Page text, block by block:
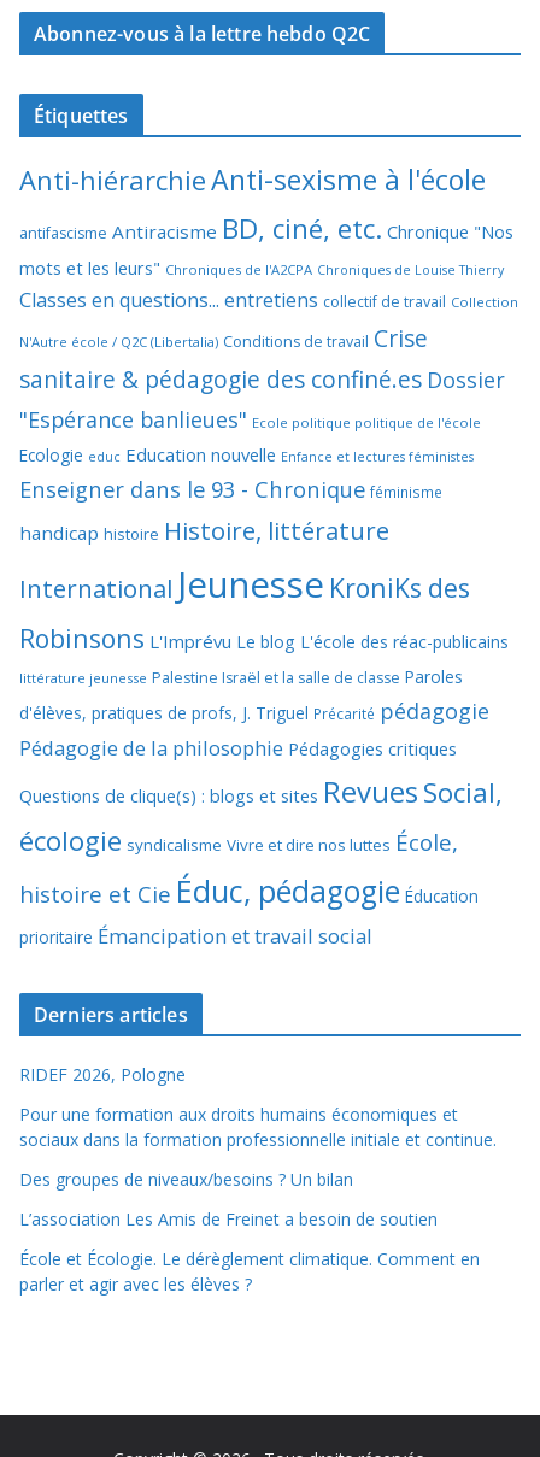
Abonnez-vous à la lettre hebdo Q2C
Étiquettes
Anti-hiérarchieAnti-sexisme à l'école
antifascisme Antiracisme BD, ciné, etc. Chronique "Nos
mots et les leurs" Chroniques de l'A2CPA Chroniques de Louise Thierry
Classes en questions... entretiens collectif de travail Collection
N'Autre école / Q2C (Libertalia) Conditions de travail Crise
sanitaire & pédagogie des confiné.es Dossier
"Espérance banlieues" Ecole politique politique de l'école
Ecologie educ Education nouvelle Enfance et lectures féministes
Enseigner dans le 93 - Chronique féminisme
handicap histoire Histoire, littérature
International Jeunesse KroniKs des
Robinsons L'Imprévu Le blog L'école des réac-publicains
littérature jeunesse Palestine Israël et la salle de classe Paroles
d'élèves, pratiques de profs, J. Triguel Précarité pédagogie
Pédagogie de la philosophie Pédagogies critiques
Questions de clique(s) : blogs et sites RevuesSocial,
écologie syndicalisme Vivre et dire nos luttes École,
histoire et Cie Éduc, pédagogie Éducation
prioritaire Émancipation et travail social
Derniers articles
RIDEF 2026, Pologne
Pour une formation aux droits humains économiques et
sociaux dans la formation professionnelle initiale et continue.
Des groupes de niveaux/besoins ? Un bilan
L’association Les Amis de Freinet a besoin de soutien
École et Écologie. Le dérèglement climatique. Comment en
parler et agir avec les élèves ?